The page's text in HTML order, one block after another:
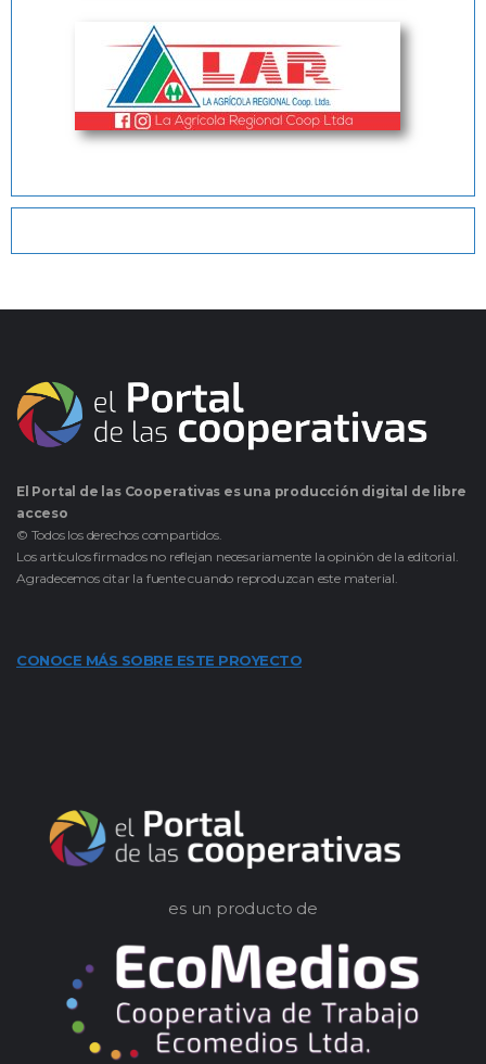
El Portal de las Cooperativas es una producción digital de libre
acceso
© Todos los derechos compartidos.
Los artículos firmados no reflejan necesariamente la opinión de la editorial.
Agradecemos citar la fuente cuando reproduzcan este material.
CONOCE MÁS SOBRE ESTE PROYECTO
es un producto de